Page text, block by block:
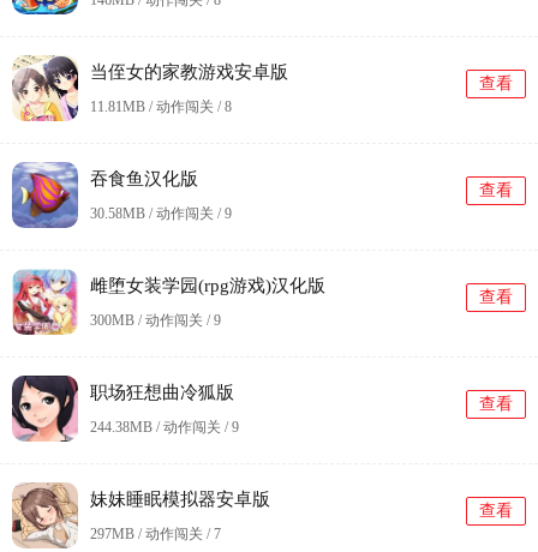
当侄女的家教游戏安卓版
11.81MB / 动作闯关 /8
查看
吞食鱼汉化版
30.58MB / 动作闯关 /9
查看
雌堕女装学园(rpg游戏)汉化版
300MB / 动作闯关 /9
查看
职场狂想曲冷狐版
244.38MB / 动作闯关 /9
查看
妹妹睡眠模拟器安卓版
297MB / 动作闯关 /7
查看